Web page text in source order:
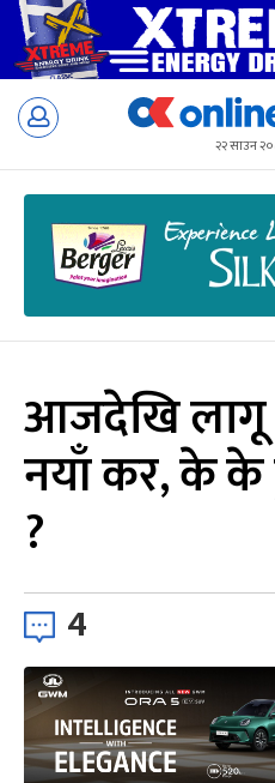
Skip
२२ साउन
आजदेखि लागू
नयाँ कर, के
?
4